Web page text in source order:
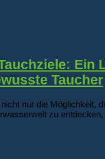
Ein
Taucher
nur die Möglichkeit,
zu